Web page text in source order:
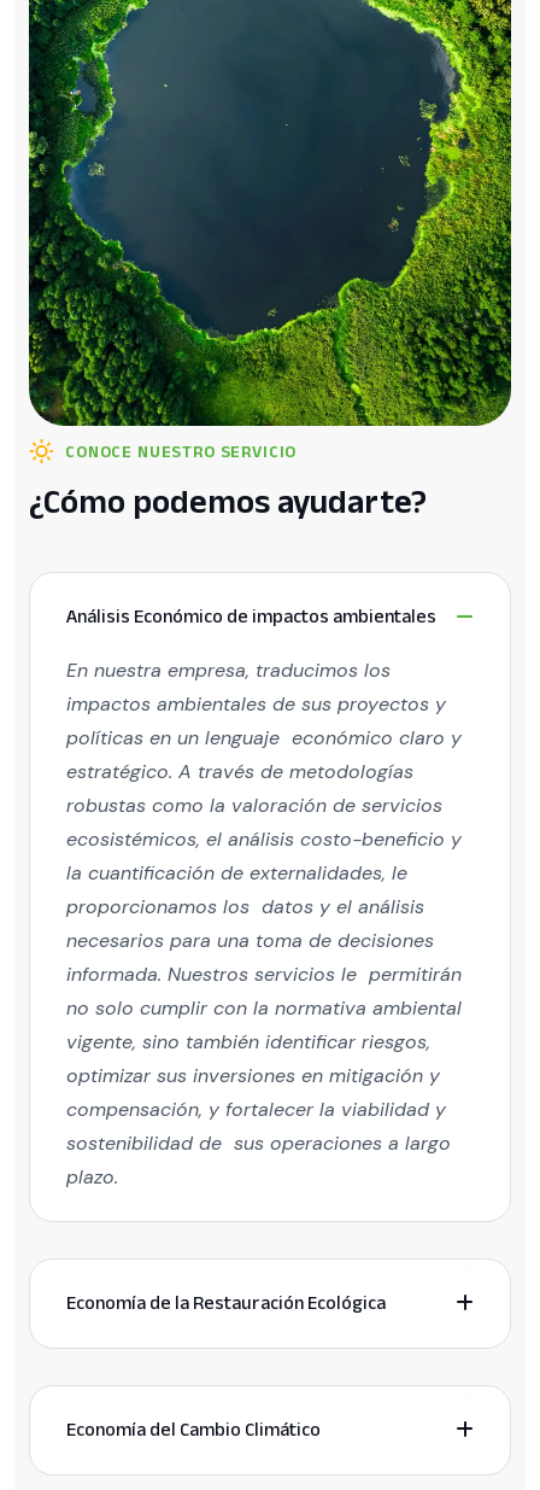
CONOCE NUESTRO SERVICIO
¿Cómo podemos ayudarte?
Análisis Económico de impactos ambientales
En nuestra empresa, traducimos los
impactos ambientales de sus proyectos y
políticas en un lenguaje económico claro y
estratégico. A través de metodologías
robustas como la valoración de servicios
ecosistémicos, el análisis costo-beneficio y
la cuantificación de externalidades, le
proporcionamos los datos y el análisis
necesarios para una toma de decisiones
informada. Nuestros servicios le permitirán
no solo cumplir con la normativa ambiental
vigente, sino también identificar riesgos,
optimizar sus inversiones en mitigación y
compensación, y fortalecer la viabilidad y
sostenibilidad de sus operaciones a largo
plazo.
Economía de la Restauración Ecológica
Economía del Cambio Climático